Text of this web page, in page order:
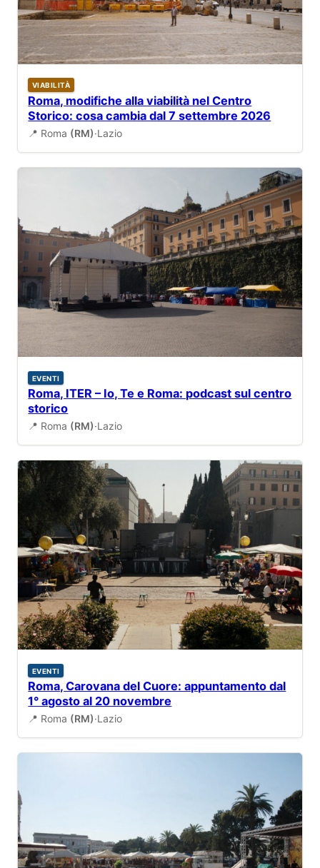
VIABILITÀ
Roma, modifiche alla viabilità nel Centro
Storico: cosa cambia dal 7 settembre 2026
📍 Roma (RM)·Lazio
EVENTI
Roma, ITER – Io, Te e Roma: podcast sul centro
storico
📍 Roma (RM)·Lazio
EVENTI
Roma, Carovana del Cuore: appuntamento dal
1° agosto al 20 novembre
📍 Roma (RM)·Lazio